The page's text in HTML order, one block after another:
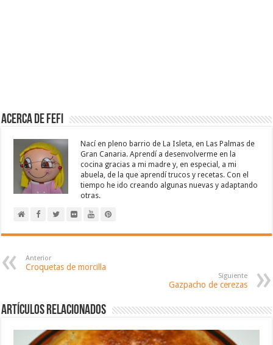
Acerca de Fefi
Nací en pleno barrio de La Isleta, en Las Palmas de
Gran Canaria. Aprendí a desenvolverme en la
cocina gracias a mi madre y, en especial, a mi
abuela, de la que aprendí trucos y recetas. Con el
tiempo he ido creando algunas nuevas y adaptando
otras.
Anterior
Croquetas de morcilla
Siguiente
Gazpacho de cerezas
Artículos relacionados